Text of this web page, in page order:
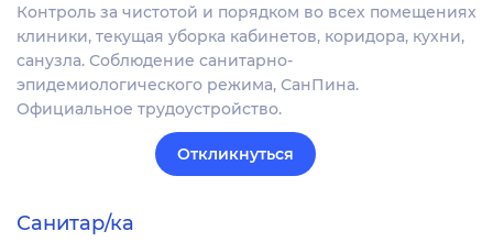
Контроль за чистотой и порядком во всех помещениях
клиники, текущая уборка кабинетов, коридора, кухни,
санузла. Соблюдение санитарно-
эпидемиологического режима, СанПина.
Официальное трудоустройство.
Откликнуться
Санитар/ка